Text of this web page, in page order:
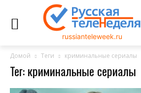
russianteleweek.ru
Домой Теги криминальные сериалы
Тег: криминальные сериалы